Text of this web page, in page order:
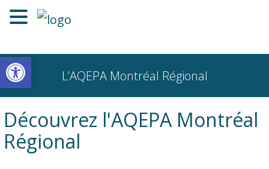
L’AQEPA Montréal Régional
Découvrez l'AQEPA Montréal
Régional
Ouvrir la barre d’outils